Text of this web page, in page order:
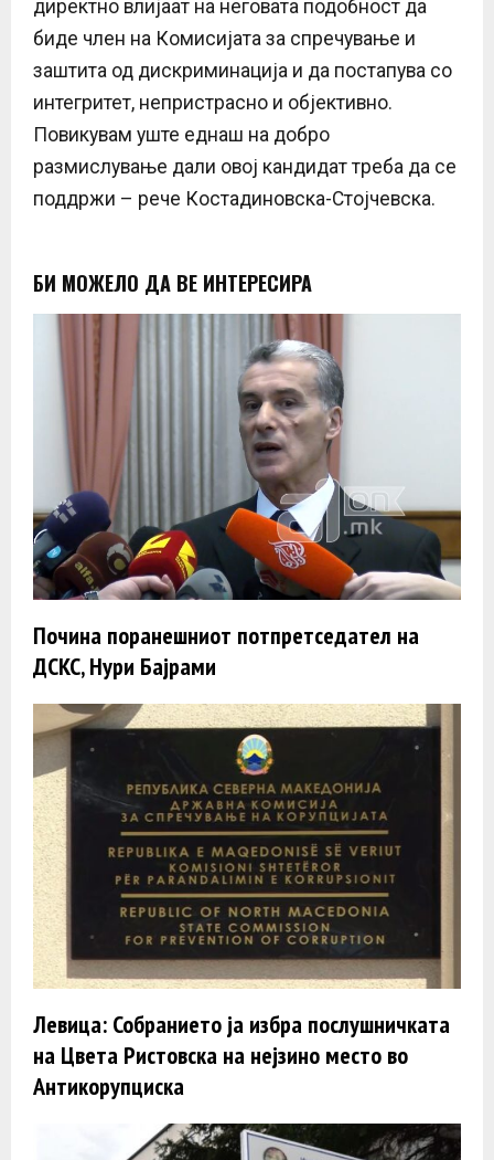
директно влијаат на неговата подобност да
биде член на Комисијата за спречување и
заштита од дискриминација и да постапува со
интегритет, непристрасно и објективно.
Повикувам уште еднаш на добро
размислување дали овој кандидат треба да се
поддржи – рече Костадиновска-Стојчевска.
БИ МОЖЕЛО ДА ВЕ ИНТЕРЕСИРА
Почина поранешниот потпретседател на
ДСКС, Нури Бајрами
Левица: Собранието ја избра послушничката
на Цвета Ристовска на нејзино место во
Антикорупциска